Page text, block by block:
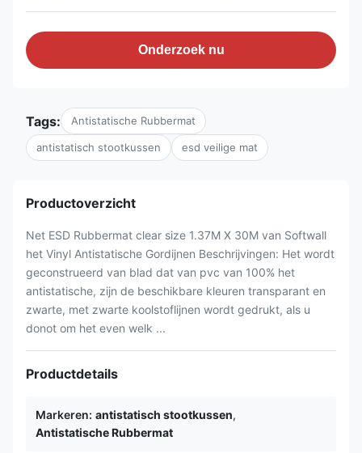
Onderzoek nu
Tags: Antistatische Rubbermat
antistatisch stootkussen esd veilige mat
Productoverzicht
Net ESD Rubbermat clear size 1.37M X 30M van Softwall
het Vinyl Antistatische Gordijnen Beschrijvingen: Het wordt
geconstrueerd van blad dat van pvc van 100% het
antistatische, zijn de beschikbare kleuren transparant en
zwarte, met zwarte koolstoflijnen wordt gedrukt, als u
donot om het even welk ...
Productdetails
Markeren: antistatisch stootkussen,
Antistatische Rubbermat